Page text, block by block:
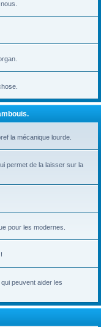
la mécanique lourde.
permet de la laisser sur la
pour les modernes.
peuvent aider les